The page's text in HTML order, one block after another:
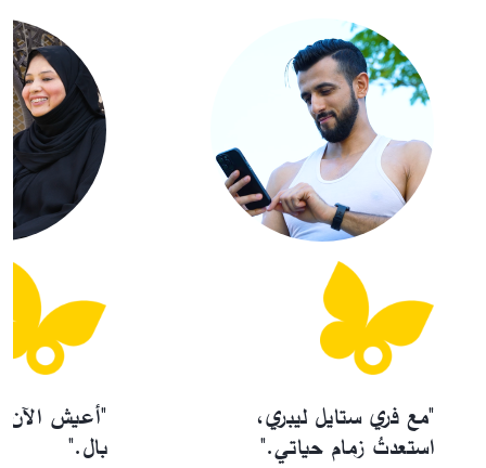
"مع فري ستايل ليبري،
استعدتُ زمام حياتي."
"أعيش الآن
بال."